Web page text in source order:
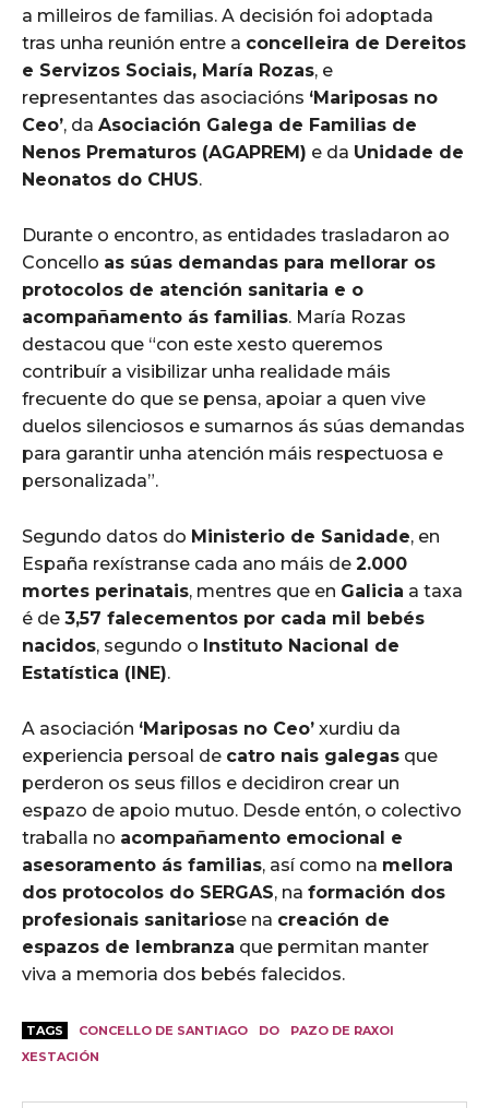
a milleiros de familias. A decisión foi adoptada
tras unha reunión entre a concelleira de Dereitos
e Servizos Sociais, María Rozas, e
representantes das asociacións ‘Mariposas no
Ceo’, da Asociación Galega de Familias de
Nenos Prematuros (AGAPREM) e da Unidade de
Neonatos do CHUS.
Durante o encontro, as entidades trasladaron ao
Concello as súas demandas para mellorar os
protocolos de atención sanitaria e o
acompañamento ás familias. María Rozas
destacou que “con este xesto queremos
contribuír a visibilizar unha realidade máis
frecuente do que se pensa, apoiar a quen vive
duelos silenciosos e sumarnos ás súas demandas
para garantir unha atención máis respectuosa e
personalizada”.
Segundo datos do Ministerio de Sanidade, en
España rexístranse cada ano máis de 2.000
mortes perinatais, mentres que en Galicia a taxa
é de 3,57 falecementos por cada mil bebés
nacidos, segundo o Instituto Nacional de
Estatística (INE).
A asociación ‘Mariposas no Ceo’ xurdiu da
experiencia persoal de catro nais galegas que
perderon os seus fillos e decidiron crear un
espazo de apoio mutuo. Desde entón, o colectivo
traballa no acompañamento emocional e
asesoramento ás familias, así como na mellora
dos protocolos do SERGAS, na formación dos
profesionais sanitariose na creación de
espazos de lembranza que permitan manter
viva a memoria dos bebés falecidos.
TAGS CONCELLO DE SANTIAGO DO
PAZO DE RAXOI
XESTACIÓN